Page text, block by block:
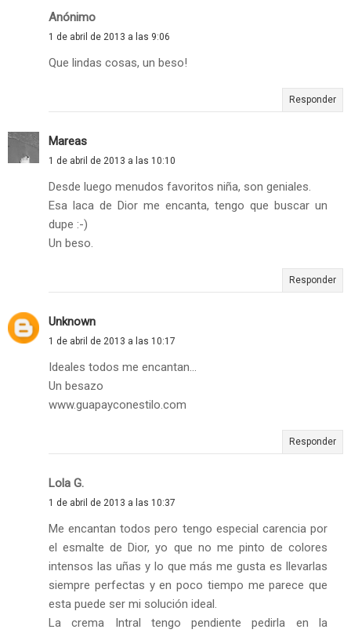
Anónimo
1 de abril de 2013 a las 9:06
Que lindas cosas, un beso!
Responder
Mareas
1 de abril de 2013 a las 10:10
Desde luego menudos favoritos niña, son geniales.
Esa laca de Dior me encanta, tengo que buscar un
dupe :-)
Un beso.
Responder
Unknown
1 de abril de 2013 a las 10:17
Ideales todos me encantan...
Un besazo
www.guapayconestilo.com
Responder
Lola G.
1 de abril de 2013 a las 10:37
Me encantan todos pero tengo especial carencia por
el esmalte de Dior, yo que no me pinto de colores
intensos las uñas y lo que más me gusta es llevarlas
siempre perfectas y en poco tiempo me parece que
esta puede ser mi solución ideal.
La crema Intral tengo pendiente pedirla en la